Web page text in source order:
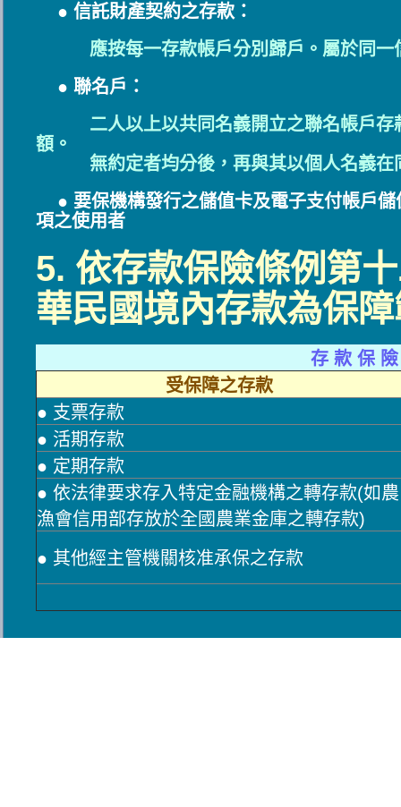
● 信託財產契約之存款：
應按每一存款帳戶分別歸戶。屬於同
● 聯名戶：
二人以上以共同名義開立之聯名帳戶
額。
無約定者均分後，再與其以個人名義在同
● 要保機構發行之儲值卡及電子支付帳戶儲
項之使用者
5. 依存款保險條例第
華民國境內存款為保
存 款 保
受保障之存款
● 支票存款
● 活期存款
● 定期存款
● 依法律要求存入特定金融機構之轉存款(如農
漁會信用部存放於全國農業金庫之轉存款)
● 其他經主管機關核准承保之存款